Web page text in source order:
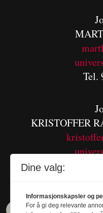
m
Tel.
KRISTOFFER
Dine valg:
Informasjonskapsler og
For å gi deg relevante